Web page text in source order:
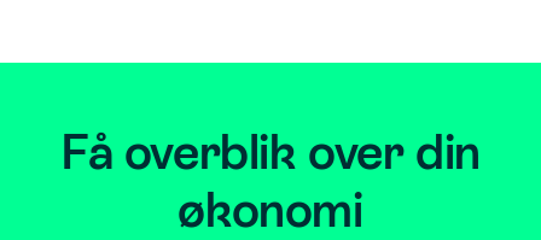
Få overblik over din
økonomi